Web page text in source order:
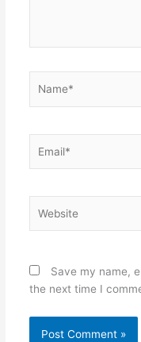
Save my name,
the next time I